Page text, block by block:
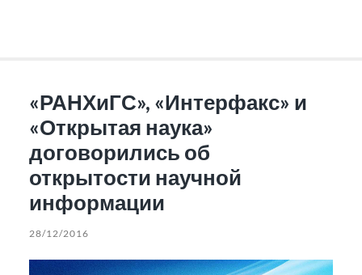
«РАНХиГС», «Интерфакс» и
«Открытая наука»
договорились об
открытости научной
информации
28/12/2016